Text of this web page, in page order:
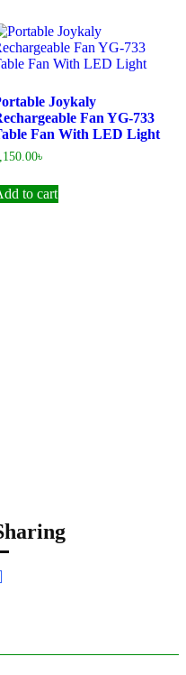
Joykaly
Fan YG-733
Fan With LED Light
৳
to cart